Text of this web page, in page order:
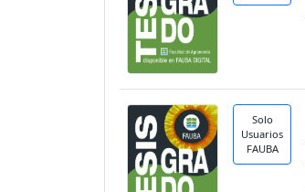
Solo
Usuarios
FAUBA